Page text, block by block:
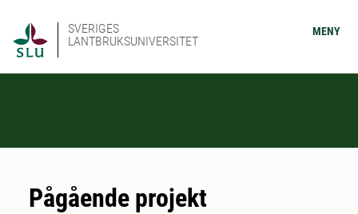
SVERIGES
LANTBRUKSUNIVERSITET
MENY
Pågående projekt